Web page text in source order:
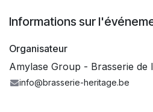
Informations sur
Organisateur
Amylase Group - Brasserie de
info@brasserie-heritage.be